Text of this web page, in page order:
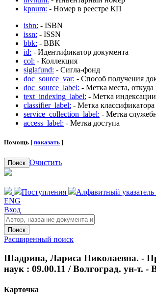
kpnum: - Номер в реестре КП
isbn: - ISBN
issn: - ISSN
bbk: - BBK
id: - Идентификатор документа
col: - Коллекция
siglafund: - Сигла-фонд
doc_source_var: - Способ получения
doc_source_label: - Метка места,
text_indexing_label: - Метка индексации
classifier_label: - Метка классификатора
service_collection_label: - Метка
access_label: - Метка доступа
Помощь [ показать ]
Поиск Очистить
Поступления Алфавитный указатель
ENG
Вход
Поиск
Расширенный поиск
Шадрина, Лариса Николаевна. -
наук : 09.00.11 / Волгоград. ун-т. -
Карточка